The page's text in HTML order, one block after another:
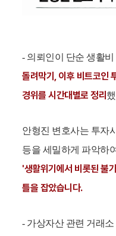
- 의뢰인이 단순 생활
돌려막기, 이후 비트코인
경위를 시간대별로 정리
안형진 변호사는 투자
등을 세밀하게 파악하
'생활위기에서 비롯된 불
틀을 잡았습니다.
- 가상자산 관련 거래